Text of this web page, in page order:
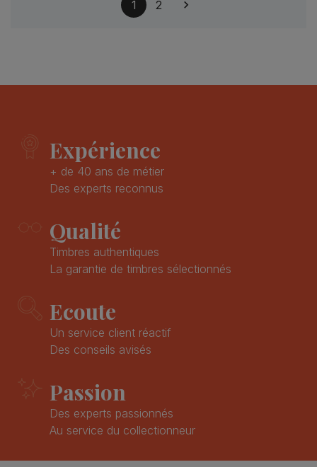
1 2 Suivant

Expérience
+ de 40 ans de métier
Des experts reconnus
Qualité
Timbres authentiques
La garantie de timbres sélectionnés
Ecoute
Un service client réactif
Des conseils avisés
Passion
Des experts passionnés
Au service du collectionneur